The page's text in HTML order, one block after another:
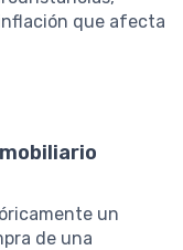
que afecta
un
de una